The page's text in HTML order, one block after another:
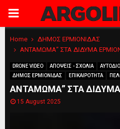
PRIMARY
MENU
Home
ΔΗΜΟΣ ΕΡΜΙΟΝΙΔΑΣ
ΑΝΤΑΜΩΜΑ” ΣΤΑ ΔΙΔΥΜΑ
DRONE VIDEO ΑΠΟΨΕΙΣ - ΣΧΟΛΙΑ
ΔΗΜΟΣ ΕΡΜΙΟΝΙΔΑΣ
ΕΠΙΚΑΙΡΟΤΗΤΑ
ΑΝΤΑΜΩΜΑ” ΣΤΑ ΔΙΔΥΜΑ
15 August 2025